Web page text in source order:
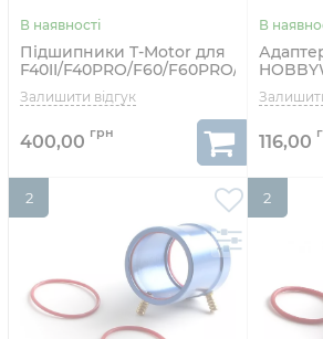
Підшипники T-Motor для
F40II/F40PRO/F60/F60PRO/F80
2шт
400,00 116,00
2 2